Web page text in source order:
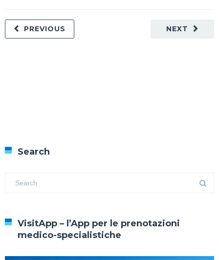
NEXT
PREVIOUS
Search
VisitApp – l’App per le prenotazioni
medico-specialistiche